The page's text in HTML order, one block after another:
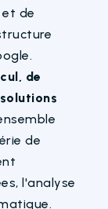
de
de
de
l'analyse